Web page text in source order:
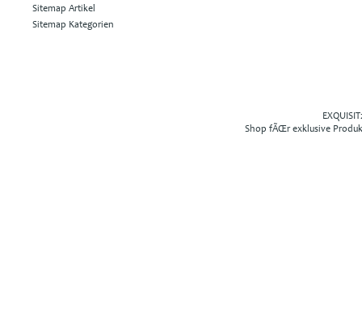
Sitemap Artikel
Sitemap Kategorien
Shop fÃŒr exklusive